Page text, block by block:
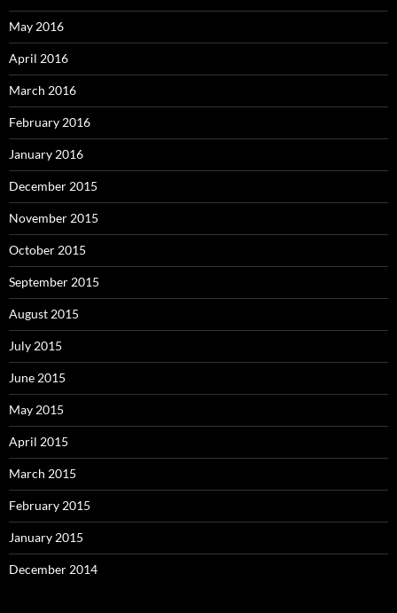
May 2016
April 2016
March 2016
February 2016
January 2016
December 2015
November 2015
October 2015
September 2015
August 2015
July 2015
June 2015
May 2015
April 2015
March 2015
February 2015
January 2015
December 2014